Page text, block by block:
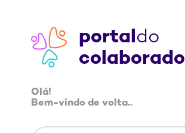
portaldo
Olá!
Bem-vindo de volta..